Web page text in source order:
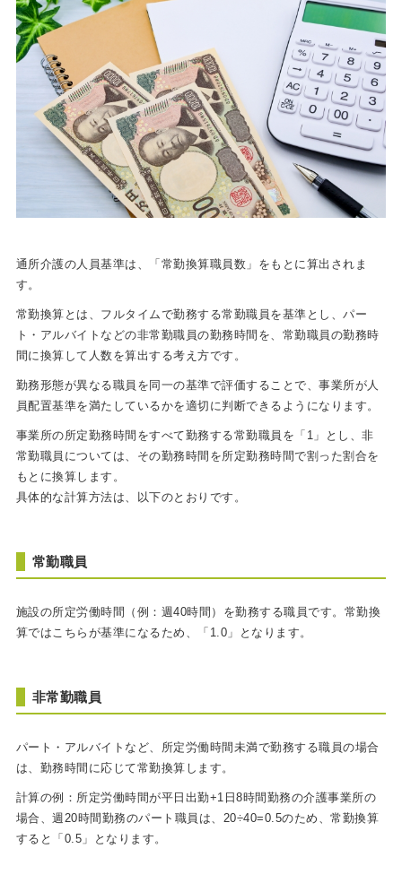
通所介護の人員基準は、「常勤換算職員数」をもとに算出されま
す。
常勤換算とは、フルタイムで勤務する常勤職員を基準とし、パー
ト・アルバイトなどの非常勤職員の勤務時間を、常勤職員の勤務時
間に換算して人数を算出する考え方です。
勤務形態が異なる職員を同一の基準で評価することで、事業所が人
員配置基準を満たしているかを適切に判断できるようになります。
事業所の所定勤務時間をすべて勤務する常勤職員を「1」とし、非
常勤職員については、その勤務時間を所定勤務時間で割った割合を
もとに換算します。
具体的な計算方法は、以下のとおりです。
常勤職員
施設の所定労働時間（例：週40時間）を勤務する職員です。常勤換
算ではこちらが基準になるため、「1.0」となります。
非常勤職員
パート・アルバイトなど、所定労働時間未満で勤務する職員の場合
は、勤務時間に応じて常勤換算します。
計算の例：所定労働時間が平日出勤+1日8時間勤務の介護事業所の
場合、週20時間勤務のパート職員は、20÷40=0.5のため、常勤換算
すると「0.5」となります。